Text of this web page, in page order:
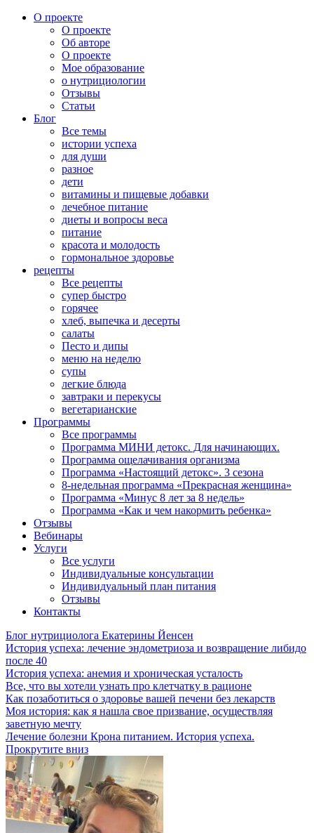
О проекте
О проекте
Об авторе
О проекте
Мое образование
о нутрициологии
Отзывы
Статьи
Блог
Все темы
истории успеха
для души
разное
дети
витамины и пищевые добавки
лечебное питание
диеты и вопросы веса
питание
красота и молодость
гормональное здоровье
рецепты
Все рецепты
супер быстро
горячее
хлеб, выпечка и десерты
салаты
Песто и дипы
меню на неделю
супы
легкие блюда
завтраки и перекусы
вегетарианские
Программы
Все программы
Программа МИНИ детокс. Для начинающих.
Программа ощелачивания организма
Программа «Настоящий детокс». 3 сезона
8-недельная программа «Прекрасная женщина»
Программа «Минус 8 лет за 8 недель»
Программа «Как и чем накормить ребенка»
Отзывы
Вебинары
Услуги
Все услуги
Индивидуальные консультации
Индивидуальный план питания
Отзывы
Контакты
Блог нутрициолога Екатерины Йенсен
История успеха: лечение эндометриоза и возвращение либидо
после 40
История успеха: анемия и хроническая усталость
Все, что вы хотели узнать про клетчатку в рационе
Как позаботиться о здоровье вашей печени без лекарств
Моя история: как я нашла свое призвание, осуществляя
заветную мечту
Лечение болезни Крона питанием. История успеха.
Прокрутите вниз